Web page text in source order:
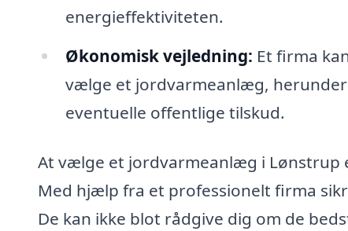
energieffektiviteten.
Økonomisk vejledning: Et firma
vælge et jordvarmeanlæg,
eventuelle offentlige tilskud.
At vælge et jordvarmeanlæg i
Med hjælp fra et professionelt firma
De kan ikke blot rådgive dig om de